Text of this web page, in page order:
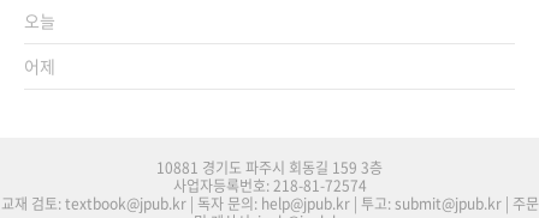
오늘
어제
10881 경기도 파주시 회동길 159 3층
사업자등록번호: 218-81-72574
교재 검토: textbook@jpub.kr | 독자 문의: help@jpub.kr | 투고: submit@jpub.kr | 주문